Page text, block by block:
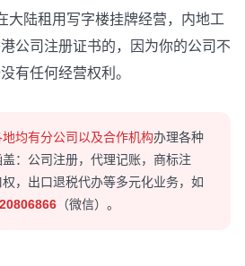
陆租用写字楼挂牌经营，内地工
公司注册证书的，因为你的公司不
有任何经营权利。
均有分公司以及合作机构办理各种
：公司注册，代理记账，商标注
，出口退税代办等多元化业务，如
（微信）。